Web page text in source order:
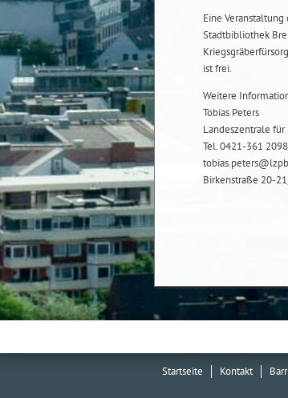
Eine
Stadtbibliothek
ist frei.
Weitere
Tobias Peters
Landeszentrale
Tel. 0421-361 2098
Birkenstraße 20-
Startseite Kontakt